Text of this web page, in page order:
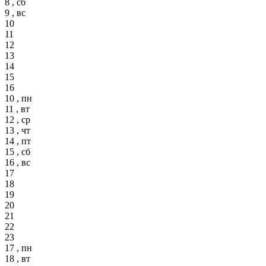
9 , вс
10
11
12
13
14
15
16
10 , пн
11 , вт
12 , ср
13 , чт
14 , пт
15 , сб
16 , вс
17
18
19
20
21
22
23
17 , пн
18 , вт